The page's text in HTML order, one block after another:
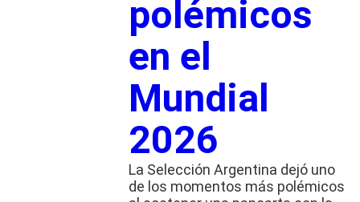
polémicos
en el
Mundial
2026
La Selección Argentina dejó uno
de los momentos más polémicos